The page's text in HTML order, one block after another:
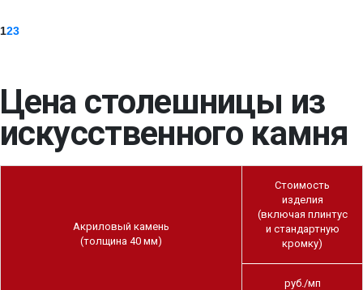
123
Цена столешницы из
искусственного камня
Акриловый камень
(толщина 40 мм)
Стоимость
изделия
(включая плинтус
и стандартную
кромку)
руб./мп